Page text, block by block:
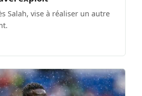
Salah, vise à réaliser un autre